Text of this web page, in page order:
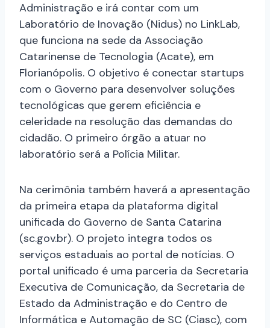
Administração e irá contar com um
Laboratório de Inovação (Nidus) no LinkLab,
que funciona na sede da Associação
Catarinense de Tecnologia (Acate), em
Florianópolis. O objetivo é conectar startups
com o Governo para desenvolver soluções
tecnológicas que gerem eficiência e
celeridade na resolução das demandas do
cidadão. O primeiro órgão a atuar no
laboratório será a Polícia Militar.
Na cerimônia também haverá a apresentação
da primeira etapa da plataforma digital
unificada do Governo de Santa Catarina
(sc.gov.br). O projeto integra todos os
serviços estaduais ao portal de notícias. O
portal unificado é uma parceria da Secretaria
Executiva de Comunicação, da Secretaria de
Estado da Administração e do Centro de
Informática e Automação de SC (Ciasc), com